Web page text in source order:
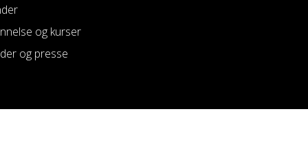
og kurser
og presse